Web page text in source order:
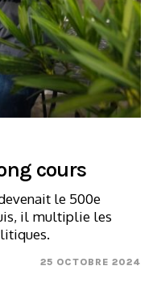
cours
le 500e
il multiplie les
25 OCTOBRE 2024